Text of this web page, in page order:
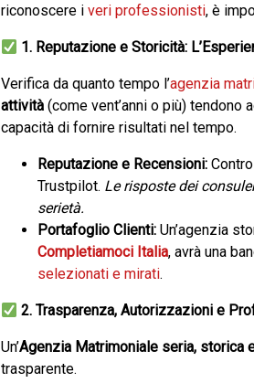
riconoscere i veri professionisti, è
1. Reputazione e Storicità:
Verifica da quanto tempo l’agenzia
attività (come vent’anni o più)
capacità di fornire risultati nel tempo.
Reputazione e Recensioni:
Trustpilot. Le risposte dei
serietà.
Portafoglio Clienti: Un’agenzia
Completiamoci Italia, avrà una
selezionati e mirati.
2. Trasparenza, Autorizzazioni e
Un’Agenzia Matrimoniale seria, storica
trasparente.